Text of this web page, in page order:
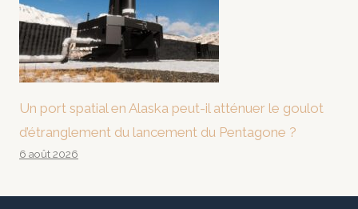
Un port spatial en Alaska peut-il atténuer le goulot
d’étranglement du lancement du Pentagone ?
6 août 2026